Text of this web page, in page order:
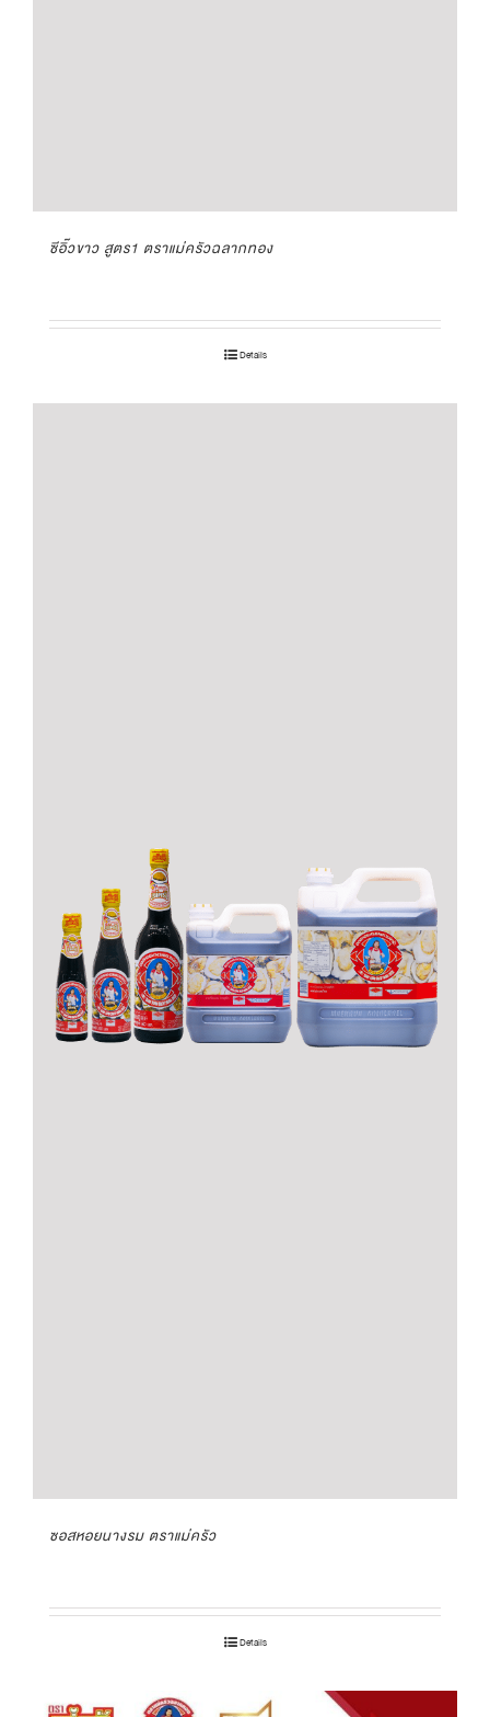
ซีอิ๊วขาว สูตร1 ตราแม่ครัวฉลากทอง
Details
ซอสหอยนางรม ตราแม่ครัว
Details